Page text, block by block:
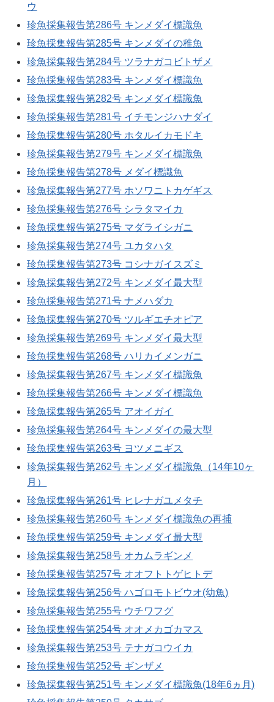
ウ
珍魚採集報告第286号 キンメダイ標識魚
珍魚採集報告第285号 キンメダイの稚魚
珍魚採集報告第284号 ツラナガコビトザメ
珍魚採集報告第283号 キンメダイ標識魚
珍魚採集報告第282号 キンメダイ標識魚
珍魚採集報告第281号 イチモンジハナダイ
珍魚採集報告第280号 ホタルイカモドキ
珍魚採集報告第279号 キンメダイ標識魚
珍魚採集報告第278号 メダイ標識魚
珍魚採集報告第277号 ホソワニトカゲギス
珍魚採集報告第276号 シラタマイカ
珍魚採集報告第275号 マダライシガニ
珍魚採集報告第274号 ユカタハタ
珍魚採集報告第273号 コシナガイスズミ
珍魚採集報告第272号 キンメダイ最大型
珍魚採集報告第271号 ナメハダカ
珍魚採集報告第270号 ツルギエチオピア
珍魚採集報告第269号 キンメダイ最大型
珍魚採集報告第268号 ハリカイメンガニ
珍魚採集報告第267号 キンメダイ標識魚
珍魚採集報告第266号 キンメダイ標識魚
珍魚採集報告第265号 アオイガイ
珍魚採集報告第264号 キンメダイの最大型
珍魚採集報告第263号 ヨツメニギス
珍魚採集報告第262号 キンメダイ標識魚（14年10ヶ
月）
珍魚採集報告第261号 ヒレナガユメタチ
珍魚採集報告第260号 キンメダイ標識魚の再捕
珍魚採集報告第259号 キンメダイ最大型
珍魚採集報告第258号 オカムラギンメ
珍魚採集報告第257号 オオフトトゲヒトデ
珍魚採集報告第256号 ハゴロモトビウオ(幼魚)
珍魚採集報告第255号 ウチワフグ
珍魚採集報告第254号 オオメカゴカマス
珍魚採集報告第253号 テナガコウイカ
珍魚採集報告第252号 ギンザメ
珍魚採集報告第251号 キンメダイ標識魚(18年6ヵ月)